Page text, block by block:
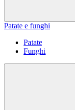
Patate e funghi
Patate
Funghi